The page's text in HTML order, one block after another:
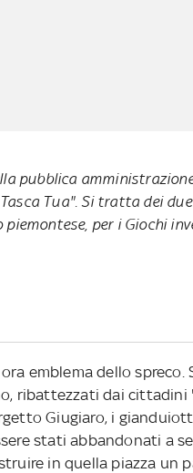
pubblica
Tua". Si tratta dei
per i Giochi
emblema dello spreco.
ribattezzati dai cittadini
Giugiaro, i
stati abbandonati a
in quella piazza un